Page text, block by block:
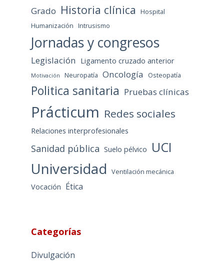
Grado Historia clínica
Hospital
Humanización Intrusismo
Jornadas y congresos
Legislación Ligamento cruzado anterior
Motivación Neuropatía Oncología Osteopatía
Politica sanitaria Pruebas clínicas
Prácticum Redes sociales
Relaciones interprofesionales
Sanidad pública Suelo pélvico UCI
Universidad Ventilación mecánica
Vocación Ética
Categorías
Divulgación